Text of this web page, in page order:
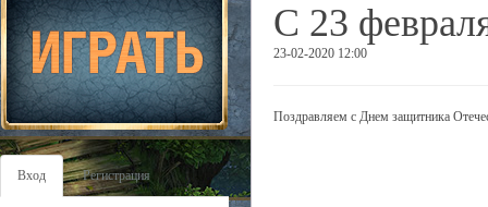
Вход Регистрация
C 23
23-02-2020 12:00
Поздравляем с Днем защитника